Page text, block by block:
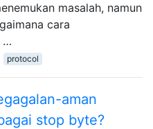
masalah, namun
cara
…
protocol
aman
stop byte?